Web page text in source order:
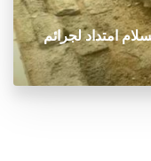
امتداد لجرائم